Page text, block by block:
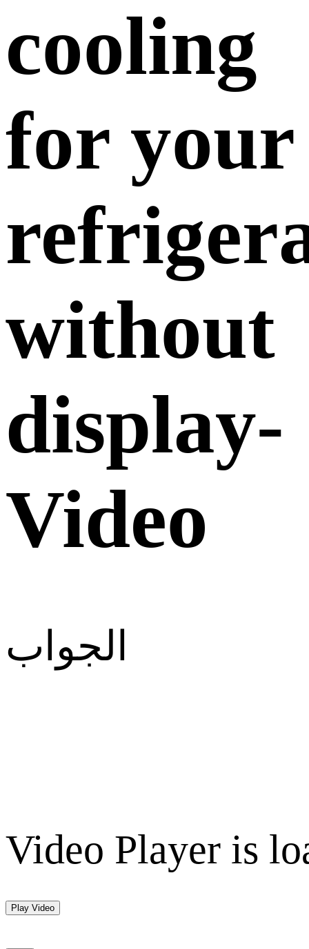
cooling
for your
without
display-
Video
الجواب
Video Player is
Play Video